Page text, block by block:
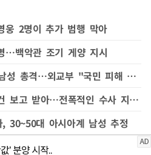
웅 2명이 추가 범행 막아
…백악관 조기 게양 지시
LA 설 행사 중 아시아계 남성 총격…외교부 "국민 피해 없어"
바이든, LA 총기 난사 사건 보고 받아…전폭적인 수사 지원 지시
30~50대 아시아계 남성 추정